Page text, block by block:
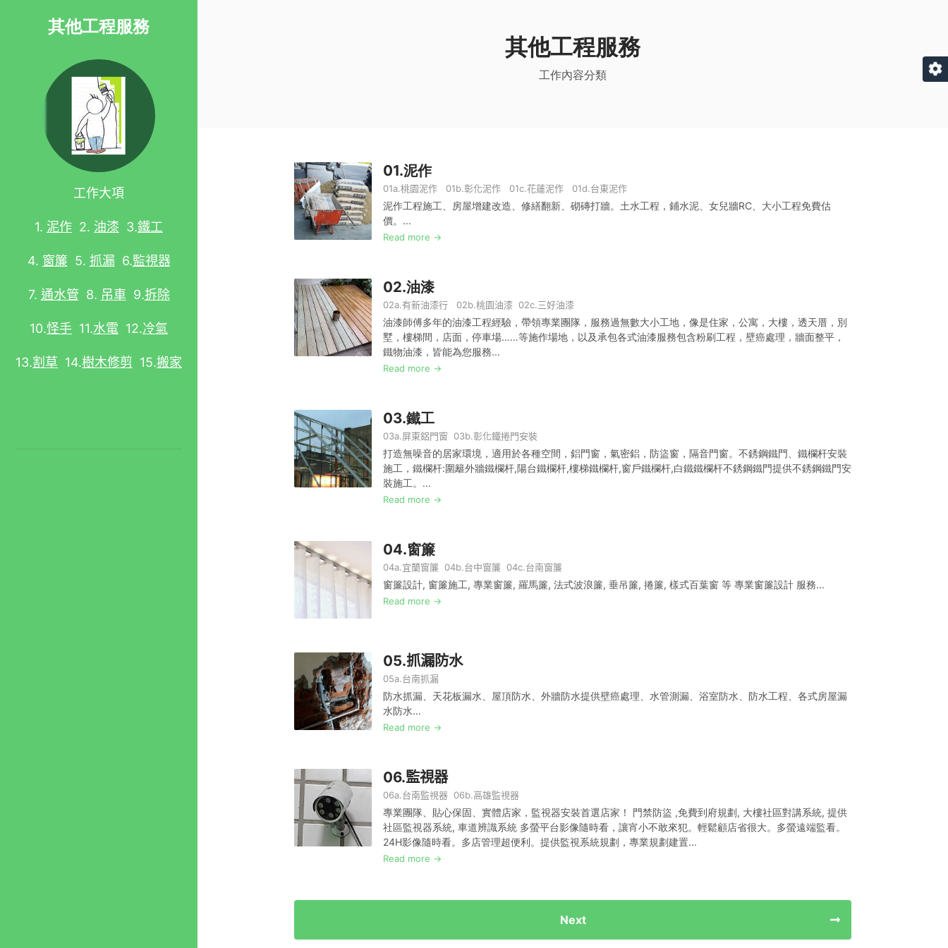
其他工程服務
工作大項
1. 泥作 2. 油漆 3.鐵工
4. 窗簾 5. 抓漏 6.監視器
7. 通水管8. 吊車 9.拆除
10.怪手 11.水電 12.冷氣
13.割草 14.樹木修剪 15.搬家
其他工程服務
工作內容分類
01.泥作
01a.桃園泥作 01b.彰化泥作 01c.花蓮泥作 01d.台東泥作
泥作工程施工、房屋增建改造、修繕翻新、砌磚打牆。土水工程，鋪水泥、女兒牆RC、大小工程免費估
價。...
Read more →
02.油漆
02a.有新油漆行 02b.桃園油漆 02c.三好油漆
油漆師傅多年的油漆工程經驗，帶領專業團隊，服務過無數大小工地，像是住家，公寓，大樓，透天厝，別
墅，樓梯間，店面，停車場……等施作場地，以及承包各式油漆服務包含粉刷工程，壁癌處理，牆面整平，
鐵物油漆，皆能為您服務...
Read more →
03.鐵工
03a.屏東鋁門窗 03b.彰化鐵捲門安裝
打造無噪音的居家環境，適用於各種空間，鋁門窗，氣密鋁，防盜窗，隔音門窗。不銹鋼鐵門、鐵欄杆安裝
施工，鐵欄杆:圍籬外牆鐵欄杆,陽台鐵欄杆,樓梯鐵欄杆,窗戶鐵欄杆,白鐵鐵欄杆不銹鋼鐵門提供不銹鋼鐵門安
裝施工。...
Read more →
04.窗簾
04a.宜蘭窗簾 04b.台中窗簾 04c.台南窗簾
窗簾設計, 窗簾施工, 專業窗簾, 羅馬簾, 法式波浪簾, 垂吊簾, 捲簾, 樣式百葉窗 等 專業窗簾設計 服務...
Read more →
05.抓漏防水
05a.台南抓漏
防水抓漏、天花板漏水、屋頂防水、外牆防水提供壁癌處理、水管測漏、浴室防水、防水工程、各式房屋漏
水防水...
Read more →
06.監視器
06a.台南監視器 06b.高雄監視器
專業團隊、貼心保固、實體店家，監視器安裝首選店家！ 門禁防盜 ,免費到府規劃, 大樓社區對講系統, 提供
社區監視器系統, 車道辨識系統 多螢平台影像隨時看，讓宵小不敢來犯。輕鬆顧店省很大。多螢遠端監看。
24H影像隨時看。多店管理超便利。提供監視系統規劃，專業規劃建置...
Read more →
Next